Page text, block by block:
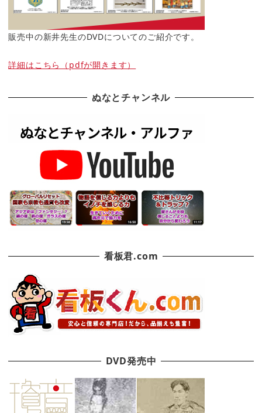
販売中の新井先生のDVDについてのご紹介です。
詳細はこちら（pdfが開きます）
ぬなとチャンネル
看板君.com
DVD発売中